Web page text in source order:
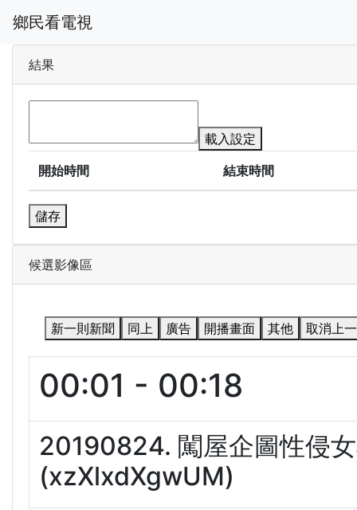
鄉民看電視
結果
載入設定
開始時間
結束時間
儲存
候選影像區
新一則新聞 同上 廣告 開播畫面 其他 取消上
00:01 - 00:18
20190824. 闖屋企圖性侵
(xzXlxdXgwUM)